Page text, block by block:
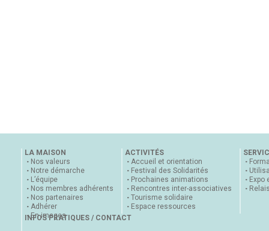
LA MAISON
Nos valeurs
Notre démarche
L’équipe
Nos membres adhérents
Nos partenaires
Adhérer
En images
ACTIVITÉS
Accueil et orientation
Festival des Solidarités
Prochaines animations
Rencontres inter-associatives
Tourisme solidaire
Espace ressources
Expo
INFOS PRATIQUES / CONTACT